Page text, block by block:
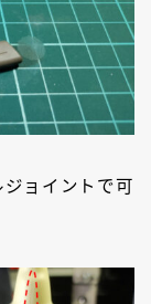
ョイントで可